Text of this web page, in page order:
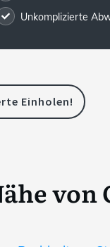
Unkomplizierte
Einholen!
von